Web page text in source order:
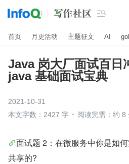

首页 月更活动 主题征文 AI
Java 岗大厂面试百日
java 基础面试宝典
2021-10-31
本文字数：2427 字
阅读完需：约 8
面试题 2：在微服务中你是如
共享的?